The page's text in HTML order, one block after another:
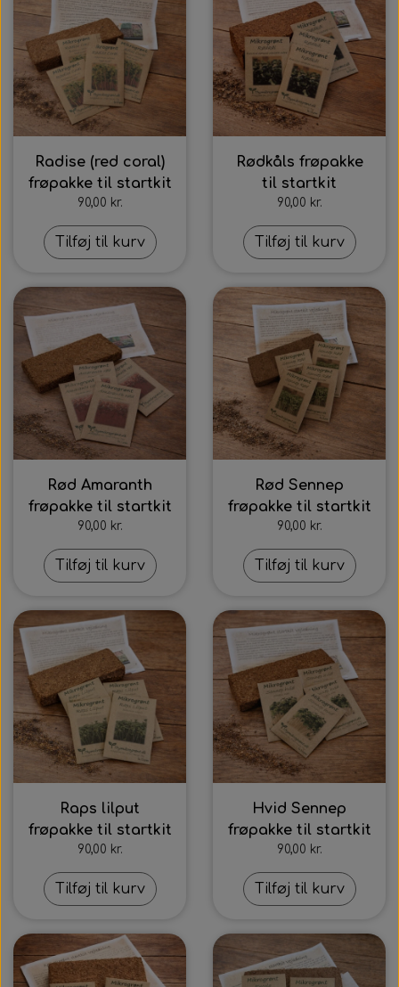
Radise (red coral)
frøpakke til startkit
90,00 kr.
Tilføj til kurv
Rødkåls frøpakke
til startkit
90,00 kr.
Tilføj til kurv
Rød Amaranth
frøpakke til startkit
90,00 kr.
Tilføj til kurv
Rød Sennep
frøpakke til startkit
90,00 kr.
Tilføj til kurv
Raps lilput
frøpakke til startkit
90,00 kr.
Tilføj til kurv
Hvid Sennep
frøpakke til startkit
90,00 kr.
Tilføj til kurv